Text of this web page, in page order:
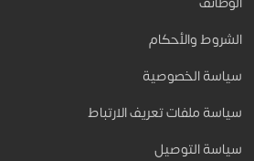
الشروط والأحكام
سياسة الخصوصية
سياسة ملفات تعريف الارتباط
سياسة التوصيل